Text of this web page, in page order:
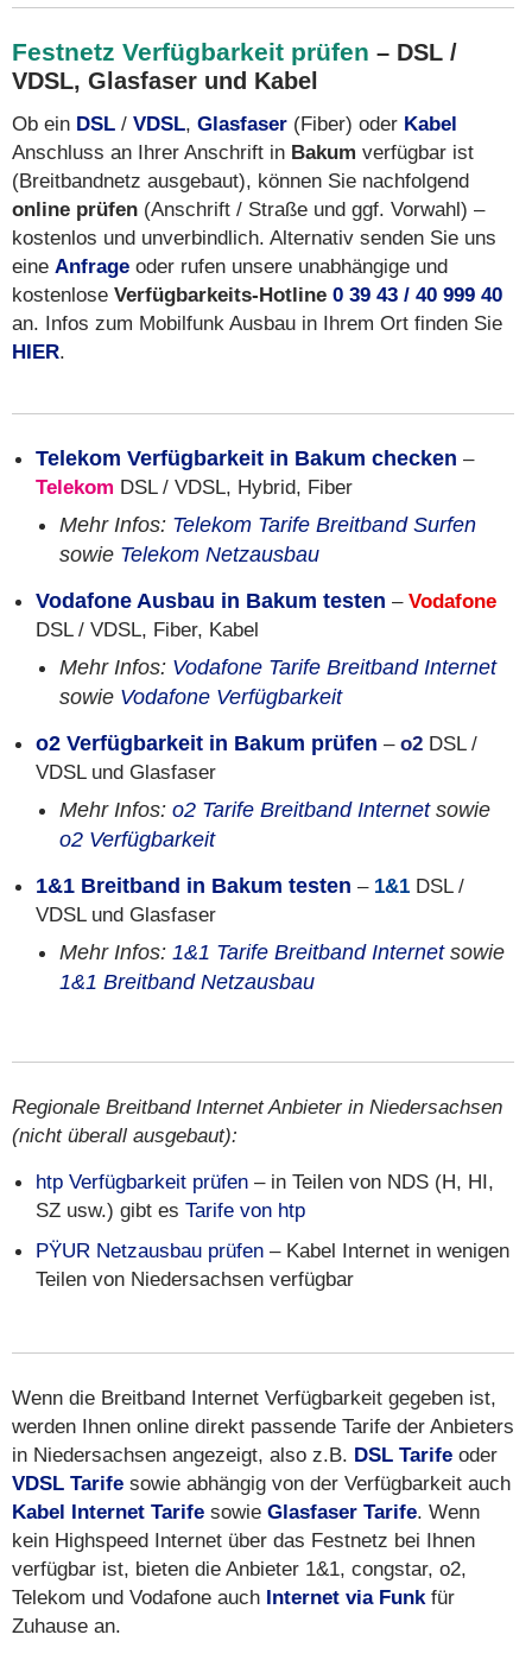
Festnetz Verfügbarkeit prüfen – DSL /
VDSL, Glasfaser und Kabel
Ob ein DSL / VDSL, Glasfaser (Fiber) oder Kabel
Anschluss an Ihrer Anschrift in Bakum verfügbar ist
(Breitbandnetz ausgebaut), können Sie nachfolgend
online prüfen (Anschrift / Straße und ggf. Vorwahl) –
kostenlos und unverbindlich. Alternativ senden Sie uns
eine Anfrage oder rufen unsere unabhängige und
kostenlose Verfügbarkeits-Hotline 0 39 43 / 40 999 40
an. Infos zum Mobilfunk Ausbau in Ihrem Ort finden Sie
HIER.
Telekom Verfügbarkeit in Bakum checken –
Telekom DSL / VDSL, Hybrid, Fiber
Mehr Infos: Telekom Tarife Breitband Surfen
sowie Telekom Netzausbau
Vodafone Ausbau in Bakum testen – Vodafone
DSL / VDSL, Fiber, Kabel
Mehr Infos: Vodafone Tarife Breitband Internet
sowie Vodafone Verfügbarkeit
o2 Verfügbarkeit in Bakum prüfen – o2 DSL /
VDSL und Glasfaser
Mehr Infos: o2 Tarife Breitband Internetsowie
o2 Verfügbarkeit
1&1 Breitband in Bakum testen – 1&1 DSL /
VDSL und Glasfaser
Mehr Infos: 1&1 Tarife Breitband Internetsowie
1&1 Breitband Netzausbau
Regionale Breitband Internet Anbieter in Niedersachsen
(nicht überall ausgebaut):
htp Verfügbarkeit prüfen – in Teilen von NDS (H, HI,
SZ usw.) gibt es Tarife von htp
PŸUR Netzausbau prüfen – Kabel Internet in wenigen
Teilen von Niedersachsen verfügbar
Wenn die Breitband Internet Verfügbarkeit gegeben ist,
werden Ihnen online direkt passende Tarife der Anbieters
in Niedersachsen angezeigt, also z.B. DSL Tarife oder
VDSL Tarife sowie abhängig von der Verfügbarkeit auch
Kabel Internet Tarife sowie Glasfaser Tarife. Wenn
kein Highspeed Internet über das Festnetz bei Ihnen
verfügbar ist, bieten die Anbieter 1&1, congstar, o2,
Telekom und Vodafone auch Internet via Funkfür
Zuhause an.